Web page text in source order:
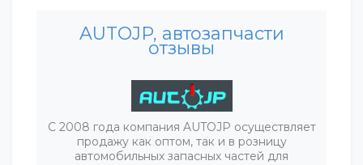
AUTOJP, автозапчасти
отзывы
С 2008 года компания AUTOJP осуществляет
продажу как оптом, так и в розницу
автомобильных запасных частей для